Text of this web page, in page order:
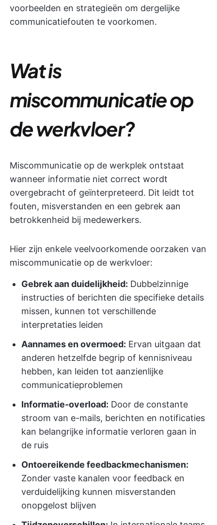
voorbeelden en strategieën om dergelijke
communicatiefouten te voorkomen.
Wat is
miscommunicatie op
de werkvloer?
Miscommunicatie op de werkplek ontstaat
wanneer informatie niet correct wordt
overgebracht of geïnterpreteerd. Dit leidt tot
fouten, misverstanden en een gebrek aan
betrokkenheid bij medewerkers.
Hier zijn enkele veelvoorkomende oorzaken van
miscommunicatie op de werkvloer:
Gebrek aan duidelijkheid: Dubbelzinnige
instructies of berichten die specifieke details
missen, kunnen tot verschillende
interpretaties leiden
Aannames en overmoed: Ervan uitgaan dat
anderen hetzelfde begrip of kennisniveau
hebben, kan leiden tot aanzienlijke
communicatieproblemen
Informatie-overload: Door de constante
stroom van e-mails, berichten en notificaties
kan belangrijke informatie verloren gaan in
de ruis
Ontoereikende feedbackmechanismen:
Zonder vaste kanalen voor feedback en
verduidelijking kunnen misverstanden
onopgelost blijven